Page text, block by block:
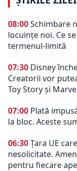
08:00Schimbare
locuințe noi. Ce
termenul-limită
07:30 Disney
Creatorii vor
Toy Story și
07:00 Plată
la bloc. Aceste
06:30Țara UE
nesolicitate.
pentru fiecare